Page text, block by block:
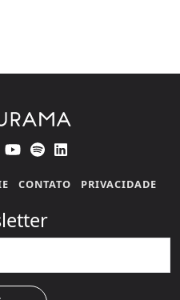
CONTATO PRIVACIDADE